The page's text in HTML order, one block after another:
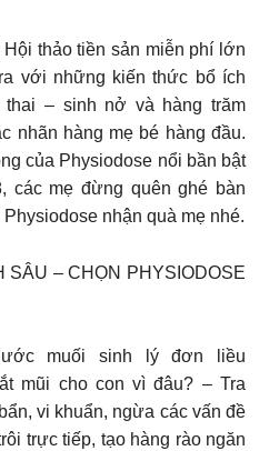
thảo tiền sản miễn phí lớn
với những kiến thức bổ ích
thai – sinh nở và hàng trăm
nhãn hàng mẹ bé hàng đầu.
của Physiodose nổi bần bật
các mẹ đừng quên ghé bàn
nhận quà mẹ nhé.
SÂU – CHỌN PHYSIODOSE
muối sinh lý đơn liều
mũi cho con vì đâu? – Tra
vi khuẩn, ngừa các vấn đề
trực tiếp, tạo hàng rào ngăn